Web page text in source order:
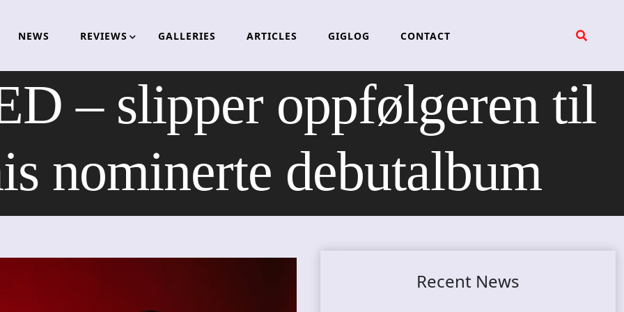
NEWS REVIEWS GALLERIES ARTICLES GIGLOG CONTACT
– slipper oppfølgeren til
nominerte debutalbum
Recent News